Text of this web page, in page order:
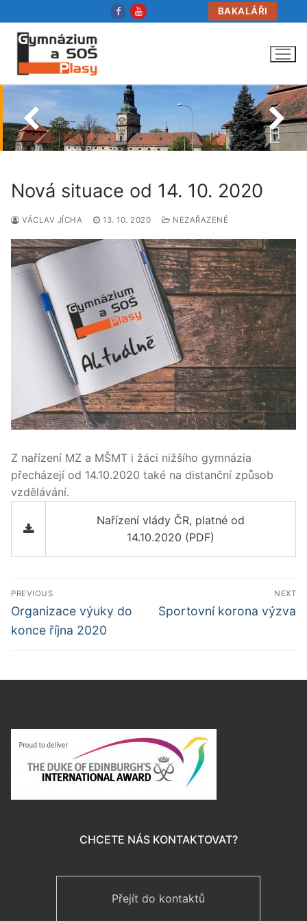
na
obsah
BAKALÁŘI
Nová situace od 14. 10. 2020
VÁCLAV JÍCHA 13. 10. 2020 NEZAŘAZENÉ
Z nařízení MZ a MŠMT i žáci nižšího gymnázia
přecházejí od 14.10.2020 také na distanční způsob
vzdělávání.
Nařízení vlády ČR, platné od
14.10.2020 (PDF)
Navigace
pro
příspěvek
PREVIOUS
Předchozí
příspěvek
Organizace výuky do
konce října 2020
NEXT
Další
Sportovní korona výzva
CHCETE NÁS KONTAKTOVAT?
Přejít do kontaktů